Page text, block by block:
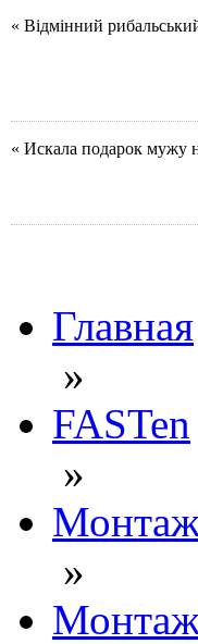
« Відмінний
« Искала подарок мужу
Главная
»
FASTen
»
»